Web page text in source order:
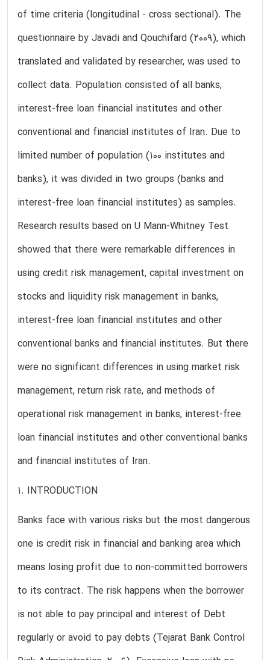
of time criteria (longitudinal - cross sectional). The
questionnaire by Javadi and Qouchifard (2009), which
translated and validated by researcher, was used to
collect data. Population consisted of all banks,
interest-free loan financial institutes and other
conventional and financial institutes of Iran. Due to
limited number of population (100 institutes and
banks), it was divided in two groups (banks and
interest-free loan financial institutes) as samples.
Research results based on U Mann-Whitney Test
showed that there were remarkable differences in
using credit risk management, capital investment on
stocks and liquidity risk management in banks,
interest-free loan financial institutes and other
conventional banks and financial institutes. But there
were no significant differences in using market risk
management, return risk rate, and methods of
operational risk management in banks, interest-free
loan financial institutes and other conventional banks
and financial institutes of Iran.
1. INTRODUCTION
Banks face with various risks but the most dangerous
one is credit risk in financial and banking area which
means losing profit due to non-committed borrowers
to its contract. The risk happens when the borrower
is not able to pay principal and interest of Debt
regularly or avoid to pay debts (Tejarat Bank Control